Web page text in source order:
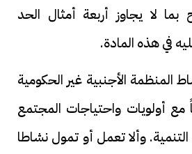
لا يجاوز أربعة أمثال الحد
في هذه المادة.
المنظمة الأجنبية غير الحكومية
مع أولويات واحتياجات المجتمع
وألا تعمل أو تمول نشاطا